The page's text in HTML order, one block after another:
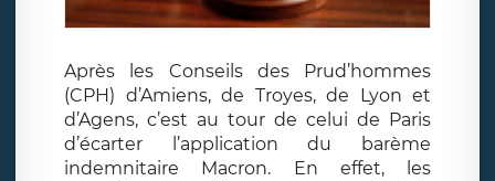
Après les Conseils des Prud’hommes
(CPH) d’Amiens, de Troyes, de Lyon et
d’Agens, c’est au tour de celui de Paris
d’écarter l’application du barème
indemnitaire Macron. En effet, les